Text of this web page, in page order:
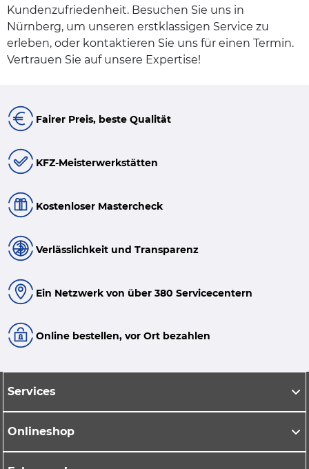
Kundenzufriedenheit. Besuchen Sie uns in
Nürnberg, um unseren erstklassigen Service zu
erleben, oder kontaktieren Sie uns für einen Termin.
Vertrauen Sie auf unsere Expertise!
Fairer Preis, beste Qualität
KFZ-Meisterwerkstätten
Kostenloser Mastercheck
Verlässlichkeit und Transparenz
Ein Netzwerk von über 380 Servicecentern
Online bestellen, vor Ort bezahlen
Services
Onlineshop